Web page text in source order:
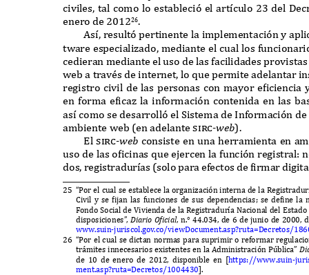
civiles, tal como lo estableció el artículo 23del D
enero de 201226.
Así, resultópertinente la implementación y
tware especializado mediante el cual los f
cedieran mediante el uso de lasfacilidades
web a través de internet, loque permite adelantar
registro civil de las personas con mayor eficiencia
en forma eficaz la información contenida en las
asícomo se desarrollóel Sistema de Información de
ambiente web (en adelantesirc-web).
Elsirc-web consiste en una herramienta en
uso de las oficinas que ejercen la función registral:
dos, registradurías (solo para efectos de firmar
25 “Por el cual se establece la organización interna de la Registradur
Civil y se fijan las funciones de sus dependencias; se define la
FondoSocial deVivienda de la Registraduría Nacional del Estado
disposiciones”, Diario Oficial,n.° 44.034, de 6 de junio de 2000,
www.suin-juriscol.gov.co/viewDocument.asp?ruta=Decretos/
26 “Por el cual se dictan normas para suprimir o reformar
trámites innecesarios existentes en la Administración Pública” D
de 10 de enero de 2012, disponible en [https://www.suin-
ment.asp?ruta=Decretos/1004430].